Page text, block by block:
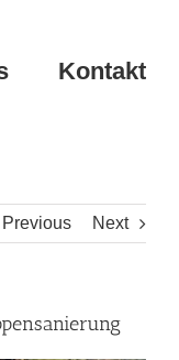
Kontakt
Previous Next